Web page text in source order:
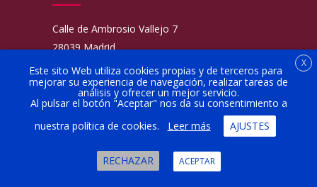
Calle de Ambrosio Vallejo 7
28039 Madrid
Fijo:
913 117 462
Movil:
676 566 970
administracion@talleresgarciamartinezehijos.com
Lun a Vier:
9:00 a 14:00
16:00 a 20:00
X
Este sito Web utiliza cookies propias y de terceros para
mejorar su experiencia de navegación, realizar tareas de
análisis y ofrecer un mejor servicio.
Al pulsar el botón "Aceptar" nos da su consentimiento a
nuestra política de cookies.
Leer más AJUSTES
RECHAZAR ACEPTAR